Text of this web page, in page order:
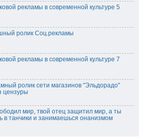
рекламы в современной культуре 5
ролик Соц.рекламы
рекламы в современной культуре 7
ролик сети магазинов "Эльдорадо"
цензуры
мир, твой отец защитил мир, а ты
в танчики и занимаешься онанизмом